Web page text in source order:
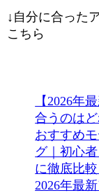
↓自分に合った
こちら
【2026年
合うのは
おすすめ
グ｜初心
に徹底比較
2026年最